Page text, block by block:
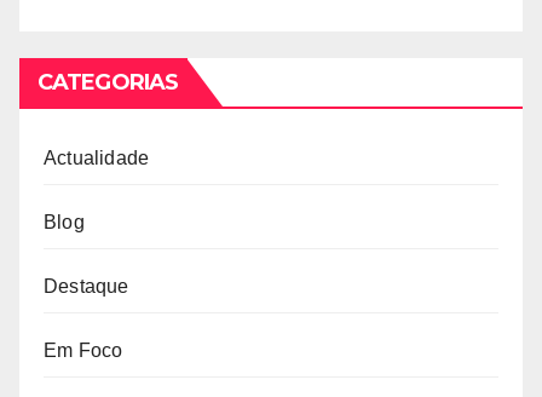
CATEGORIAS
Actualidade
Blog
Destaque
Em Foco